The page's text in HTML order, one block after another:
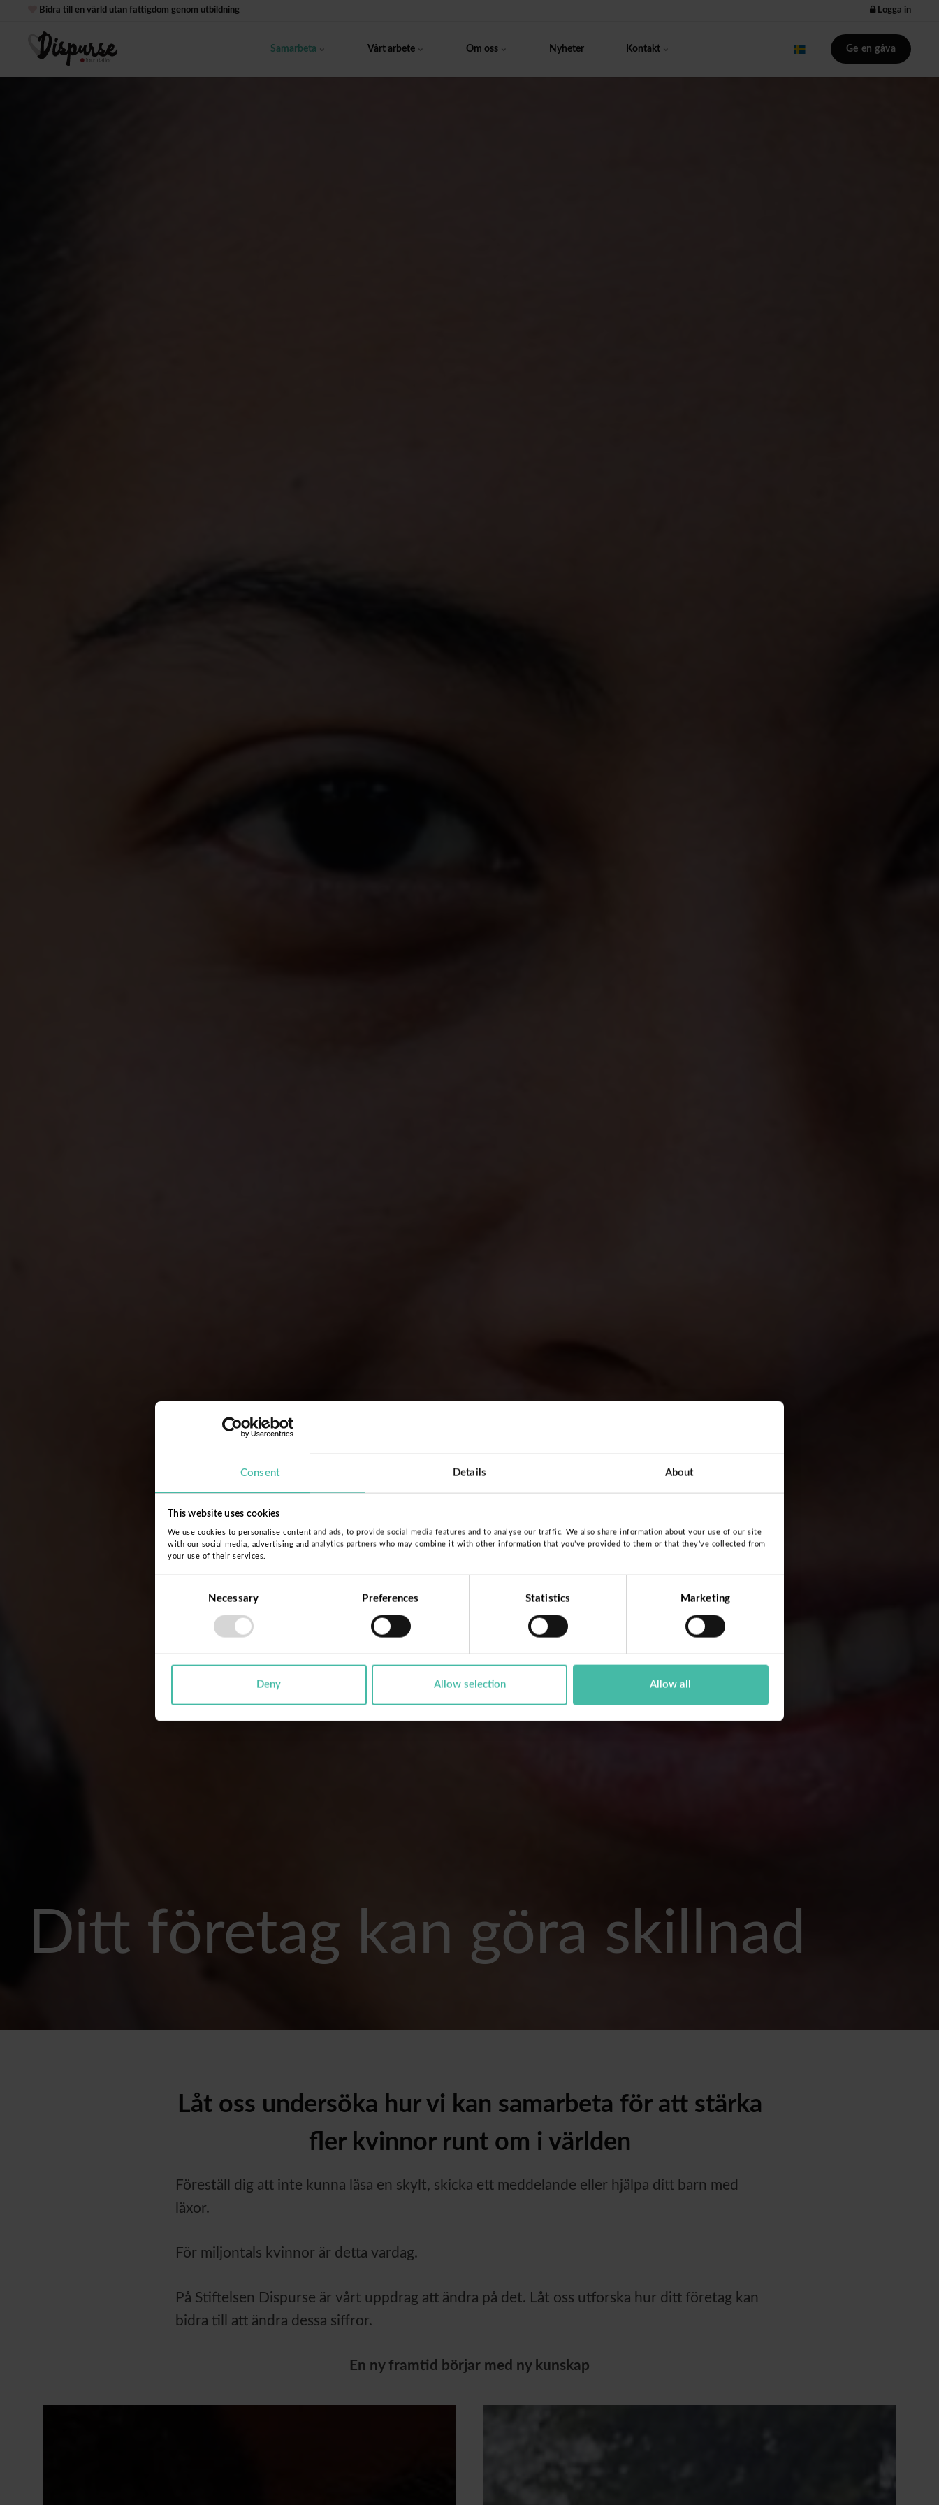
Consent Details About
This website uses cookies
We use cookies to personalise content and ads, to provide social media features and to analyse our traffic. We also share information about your use of our site
with our social media, advertising and analytics partners who may combine it with other information that you’ve provided to them or that they’ve collected from
your use of their services.
Necessary Preferences Statistics Marketing
Deny Allow selection Allow all
Bidra till en värld utan fattigdom genom utbildning Logga in
Samarbeta Vårt arbete Om oss Nyheter Kontakt Ge en gåva
Ditt företag kan göra skillnad
Låt oss undersöka hur vi kan samarbeta för att stärka
fler kvinnor runt om i världen
Föreställ dig att inte kunna läsa en skylt, skicka ett meddelande eller hjälpa ditt barn med
läxor.
För miljontals kvinnor är detta vardag.
På Stiftelsen Dispurse är vårt uppdrag att ändra på det. Låt oss utforska hur ditt företag kan
bidra till att ändra dessa siffror.
En ny framtid börjar med ny kunskap